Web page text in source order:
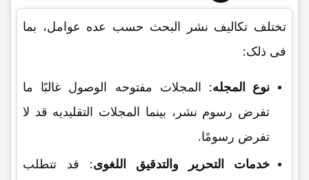
تختلف تکالیف نشر البحث حسب عده عوامل، بما
فی ذلک:
نوع المجله: المجلات مفتوحه الوصول غالبًا ما
تفرض رسوم نشر، بینما المجلات التقلیدیه قد لا
تفرض رسومًا.
خدمات التحریر والتدقیق اللغوی: قد تتطلب